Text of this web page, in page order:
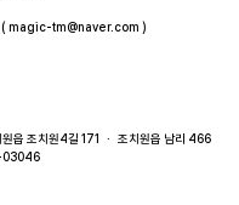
magic-tm@naver.com )
읍 조치원4길 171 · 조치원읍 남리 466​